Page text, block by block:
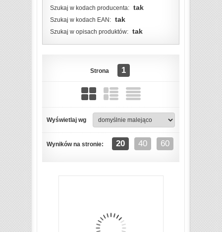
Szukaj w kodach producenta: tak
Szukaj w kodach EAN: tak
Szukaj w opisach produktów: tak
Strona 1
Wyświetlaj wg
Wyników na stronie: 20 40 60
ZOBACZ SZCZEGÓŁY